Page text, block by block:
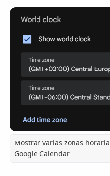
Mostrar varias zonas
Google Calendar